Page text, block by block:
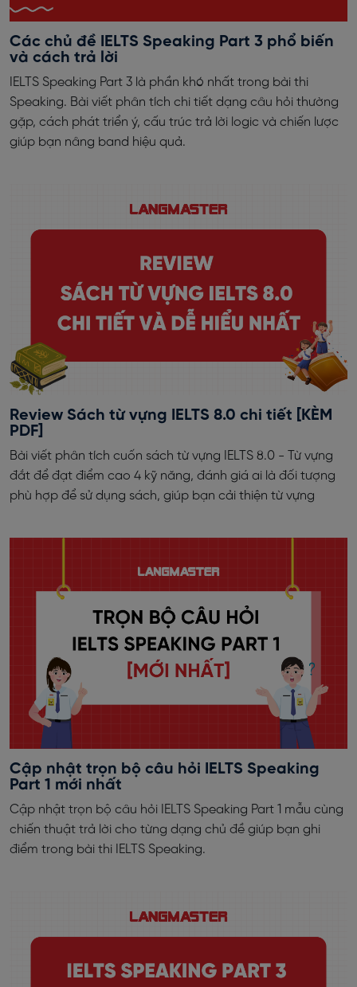
Các chủ đề IELTS Speaking Part 3 phổ biến
và cách trả lời
IELTS Speaking Part 3 là phần khó nhất trong bài thi
Speaking. Bài viết phân tích chi tiết dạng câu hỏi thường
gặp, cách phát triển ý, cấu trúc trả lời logic và chiến lược
giúp bạn nâng band hiệu quả.
Review Sách từ vựng IELTS 8.0 chi tiết [KÈM
PDF]
Bài viết phân tích cuốn sách từ vựng IELTS 8.0 - Từ vựng
đắt để đạt điểm cao 4 kỹ năng, đánh giá ai là đối tượng
phù hợp để sử dụng sách, giúp bạn cải thiện từ vựng
Cập nhật trọn bộ câu hỏi IELTS Speaking
Part 1 mới nhất
Cập nhật trọn bộ câu hỏi IELTS Speaking Part 1 mẫu cùng
chiến thuật trả lời cho từng dạng chủ đề giúp bạn ghi
điểm trong bài thi IELTS Speaking.